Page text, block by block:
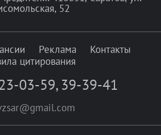
52
Реклама
Контакты
цитирования
03-59, 39-39-41